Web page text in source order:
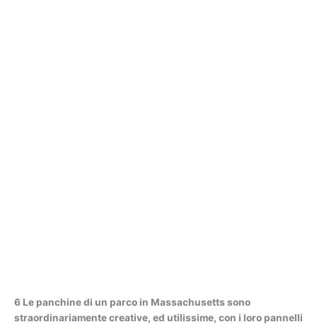
6 Le panchine di un parco in Massachusetts sono
straordinariamente creative, ed utilissime, con i loro pannelli